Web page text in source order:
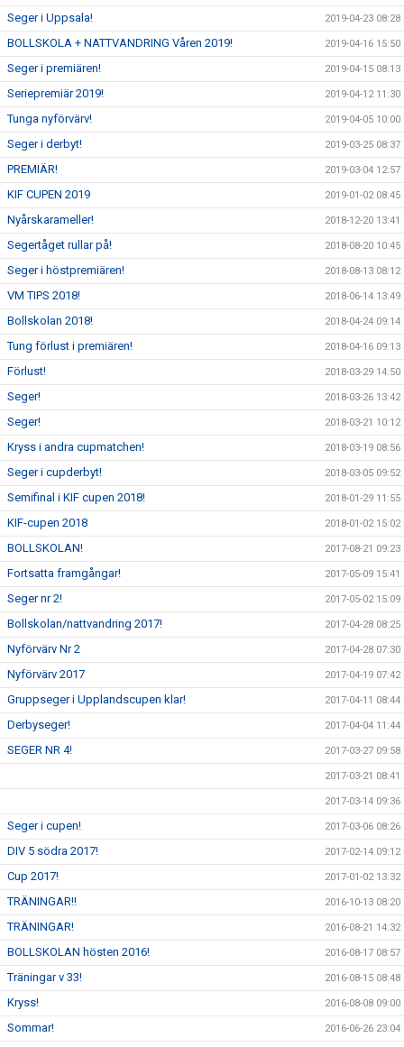
Seger i Uppsala! 2019-04-23 08:28
BOLLSKOLA + NATTVANDRING Våren 2019! 2019-04-16 15:50
Seger i premiären! 2019-04-15 08:13
Seriepremiär 2019! 2019-04-12 11:30
Tunga nyförvärv! 2019-04-05 10:00
Seger i derbyt! 2019-03-25 08:37
PREMIÄR! 2019-03-04 12:57
KIF CUPEN 2019 2019-01-02 08:45
Nyårskarameller! 2018-12-20 13:41
Segertåget rullar på! 2018-08-20 10:45
Seger i höstpremiären! 2018-08-13 08:12
VM TIPS 2018! 2018-06-14 13:49
Bollskolan 2018! 2018-04-24 09:14
Tung förlust i premiären! 2018-04-16 09:13
Förlust! 2018-03-29 14:50
Seger! 2018-03-26 13:42
Seger! 2018-03-21 10:12
Kryss i andra cupmatchen! 2018-03-19 08:56
Seger i cupderbyt! 2018-03-05 09:52
Semifinal i KIF cupen 2018! 2018-01-29 11:55
KIF-cupen 2018 2018-01-02 15:02
BOLLSKOLAN! 2017-08-21 09:23
Fortsatta framgångar! 2017-05-09 15:41
Seger nr 2! 2017-05-02 15:09
Bollskolan/nattvandring 2017! 2017-04-28 08:25
Nyförvärv Nr 2 2017-04-28 07:30
Nyförvärv 2017 2017-04-19 07:42
Gruppseger i Upplandscupen klar! 2017-04-11 08:44
Derbyseger! 2017-04-04 11:44
SEGER NR 4! 2017-03-27 09:58
2017-03-21 08:41
2017-03-14 09:36
Seger i cupen! 2017-03-06 08:26
DIV 5 södra 2017! 2017-02-14 09:12
Cup 2017! 2017-01-02 13:32
TRÄNINGAR!! 2016-10-13 08:20
TRÄNINGAR! 2016-08-21 14:32
BOLLSKOLAN hösten 2016! 2016-08-17 08:57
Träningar v 33! 2016-08-15 08:48
Kryss! 2016-08-08 09:00
Sommar! 2016-06-26 23:04